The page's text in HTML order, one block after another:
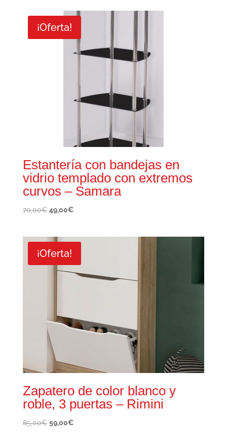
era:
270,00€.
es:
¡Oferta!
Estantería con bandejas en
vidrio templado con extremos
curvos – Samara
70,00€ El
era:
70,00€.
49,00€El
es:
¡Oferta!
Zapatero de color blanco y
roble, 3 puertas – Rimini
85,00€ El
59,00€El